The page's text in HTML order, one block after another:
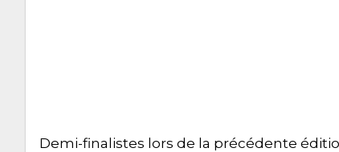
Demi-finalistes lors de la précédente